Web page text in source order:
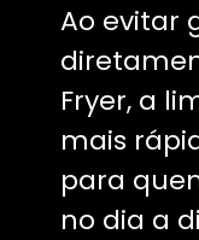
Ao evitar
Fryer, a
mais
para
no dia a